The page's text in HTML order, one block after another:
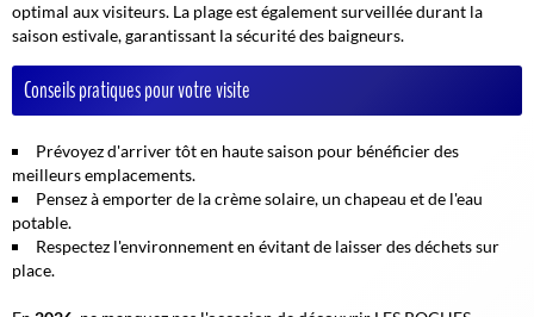
optimal aux visiteurs. La plage est également surveillée durant la
saison estivale, garantissant la sécurité des baigneurs.
Conseils pratiques pour votre visite
Prévoyez d'arriver tôt en haute saison pour bénéficier des
meilleurs emplacements.
Pensez à emporter de la crème solaire, un chapeau et de l'eau
potable.
Respectez l'environnement en évitant de laisser des déchets sur
place.